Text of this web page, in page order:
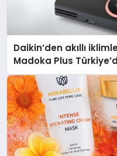
Daikin’den akıllı
Madoka Plus